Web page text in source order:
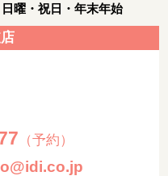
曜・祝日・年末年始
（予約）